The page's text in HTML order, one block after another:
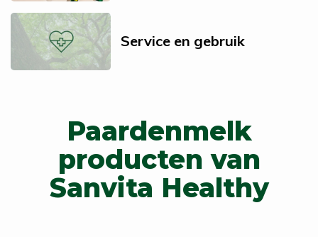
Service en gebruik
Paardenmelk
producten van
Sanvita Healthy